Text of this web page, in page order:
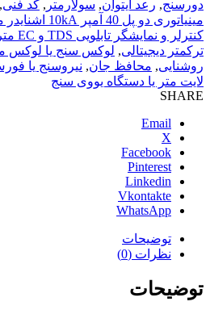
دورسنج, رعد ایتوان, سولارمتر , کد فنی,
مينياتوری دو پل 40 آمپر 10kA اشنایدر موتوری DC
کنترلر و نمایشگر تابلویی TDS و EC متر EZDO
ترکمتر دیجیتالی, لوکس سنج یا لوکس
روشنایی, محافظ جان, نیروسنج یا
لایت متر یا دستگاه یووی سنج
SHARE
Email
X
Facebook
Pinterest
Linkedin
Vkontakte
WhatsApp
توضیحات
نظرات (0)
توضیحات